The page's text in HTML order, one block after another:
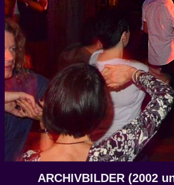
ARCHIVBILDER (2002